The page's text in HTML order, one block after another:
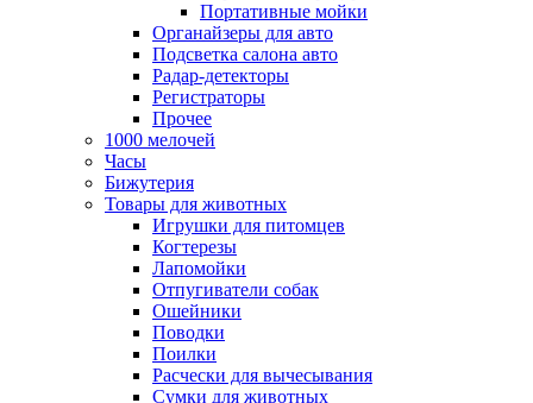
Портативные мойки
Органайзеры для авто
Подсветка салона авто
Радар-детекторы
Регистраторы
Прочее
1000 мелочей
Часы
Бижутерия
Товары для животных
Игрушки для питомцев
Когтерезы
Лапомойки
Отпугиватели собак
Ошейники
Поводки
Поилки
Расчески для вычесывания
Сумки для животных